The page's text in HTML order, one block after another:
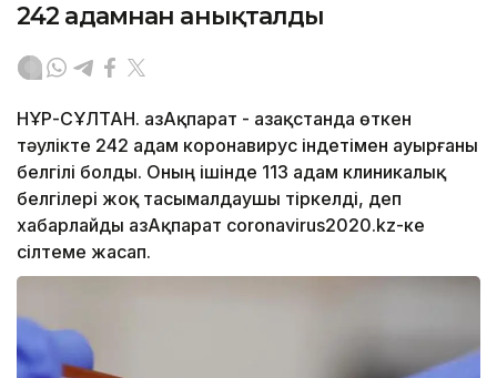
242 адамнан анықталды
НҰР-СҰЛТАН. ҚазАқпарат - Қазақстанда өткен
тәулікте 242 адам коронавирус індетімен ауырғаны
белгілі болды. Оның ішінде 113 адам клиникалық
белгілері жоқ тасымалдаушы тіркелді, деп
хабарлайды ҚазАқпарат coronavirus2020.kz-ке
сілтеме жасап.